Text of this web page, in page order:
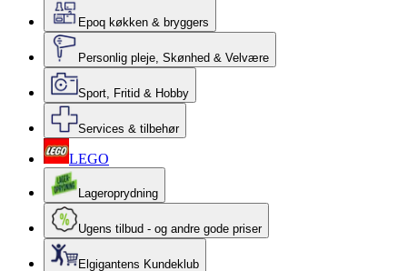
Epoq køkken & bryggers
Personlig pleje, Skønhed & Velvære
Sport, Fritid & Hobby
Services & tilbehør
LEGO
Lageroprydning
Ugens tilbud - og andre gode priser
Elgigantens Kundeklub